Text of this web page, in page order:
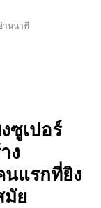
านนาที
ซูเปอร์
ง
นแรกที่ยิง
มัย